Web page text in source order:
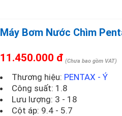
Máy Bơm Nước Chìm
11.450.000 đ (Chưa bao gồm VAT)
Thương hiệu: PENTAX - Ý
Công suất: 1.8
Lưu lượng: 3 - 18
Cột áp: 9.4 - 5.7